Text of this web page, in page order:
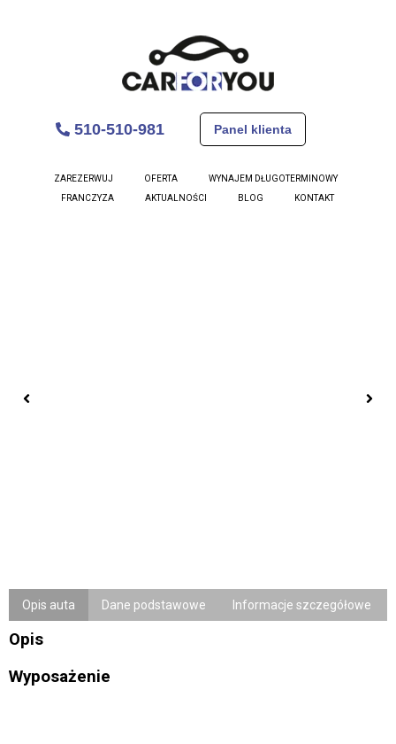
510-510-981 Panel klienta
ZAREZERWUJ OFERTA
WYNAJEM DŁUGOTERMINOWY
FRANCZYZA
AKTUALNOŚCI BLOG KONTAKT
Ford Mondeo
Opis auta Dane podstawowe Informacje szczegółowe
Opis
Wyposażenie